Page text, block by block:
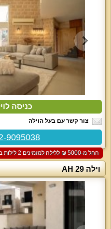
כניסה
צור קשר עם בעל הוילה
052-9095038 -
החל מ-‏5000 ₪ ללילה למזמינים 2 לילות בסופ"ש הקרוב
וילה 29 AH